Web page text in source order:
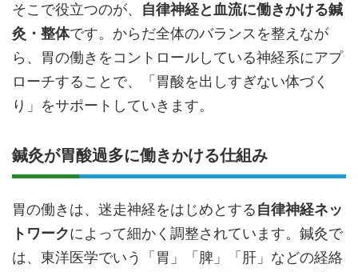
そこで役立つのが、 自律神経と血流に働きかける鍼
灸・整体です。からだ全体のバランスを整えなが
ら、胃の働きをコントロールしている神経系にアプ
ローチすることで、「胃酸を出しすぎない体づく
り」をサポートしていきます。
鍼灸が胃酸過多に働きかける仕組み
胃の働きは、迷走神経をはじめとする自律神経ネッ
トワークによって細かく調整されています。鍼灸で
は、東洋医学でいう「胃」「脾」「肝」などの経絡